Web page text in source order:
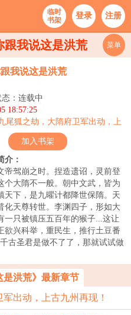
临时
书架
登录 注册
跟我说这是洪荒 菜单
我说这是洪荒
态：连载中
18:57:25
尾狐之劫，大隋府卫军出动，上
加入书架
介：
帝驾崩之时。捏造遗诏，灵前登
个大隋不一般。朝中文武，皆为
天下，是九曜计都降世保隋。天
化天尊转世。李渊四子，形如大
一只被镇压五百年的猴子...这让
欲兴科举，重民生，推行土豆番
古圣君是做不了了，那就试试做
是洪荒》最新章节
出动，上古九州再现！